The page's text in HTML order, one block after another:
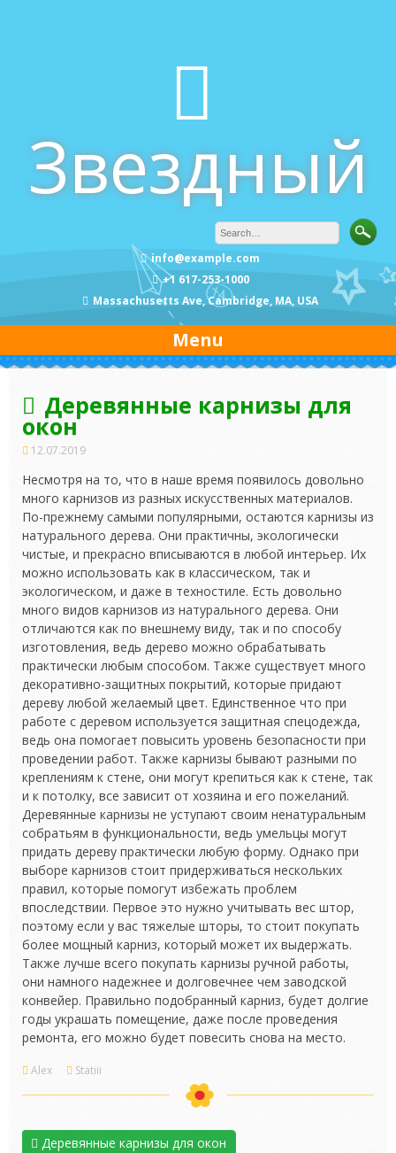
Звездный
info@example.com
+1 617-253-1000
Massachusetts Ave, Cambridge, MA, USA
Menu
Деревянные карнизы для
окон
12.07.2019
Несмотря на то, что в наше время появилось довольно
много карнизов из разных искусственных материалов.
По-прежнему самыми популярными, остаются карнизы из
натурального дерева. Они практичны, экологически
чистые, и прекрасно вписываются в любой интерьер. Их
можно использовать как в классическом, так и
экологическом, и даже в техностиле. Есть довольно
много видов карнизов из натурального дерева. Они
отличаются как по внешнему виду, так и по способу
изготовления, ведь дерево можно обрабатывать
практически любым способом. Также существует много
декоративно-защитных покрытий, которые придают
дереву любой желаемый цвет. Единственное что при
работе с деревом используется защитная спецодежда,
ведь она помогает повысить уровень безопасности при
проведении работ. Также карнизы бывают разными по
креплениям к стене, они могут крепиться как к стене, так
и к потолку, все зависит от хозяина и его пожеланий.
Деревянные карнизы не уступают своим ненатуральным
собратьям в функциональности, ведь умельцы могут
придать дереву практически любую форму. Однако при
выборе карнизов стоит придерживаться нескольких
правил, которые помогут избежать проблем
впоследствии. Первое это нужно учитывать вес штор,
поэтому если у вас тяжелые шторы, то стоит покупать
более мощный карниз, который может их выдержать.
Также лучше всего покупать карнизы ручной работы,
они намного надежнее и долговечнее чем заводской
конвейер. Правильно подобранный карниз, будет долгие
годы украшать помещение, даже после проведения
ремонта, его можно будет повесить снова на место.
Alex Statiii
Деревянные карнизы для окон